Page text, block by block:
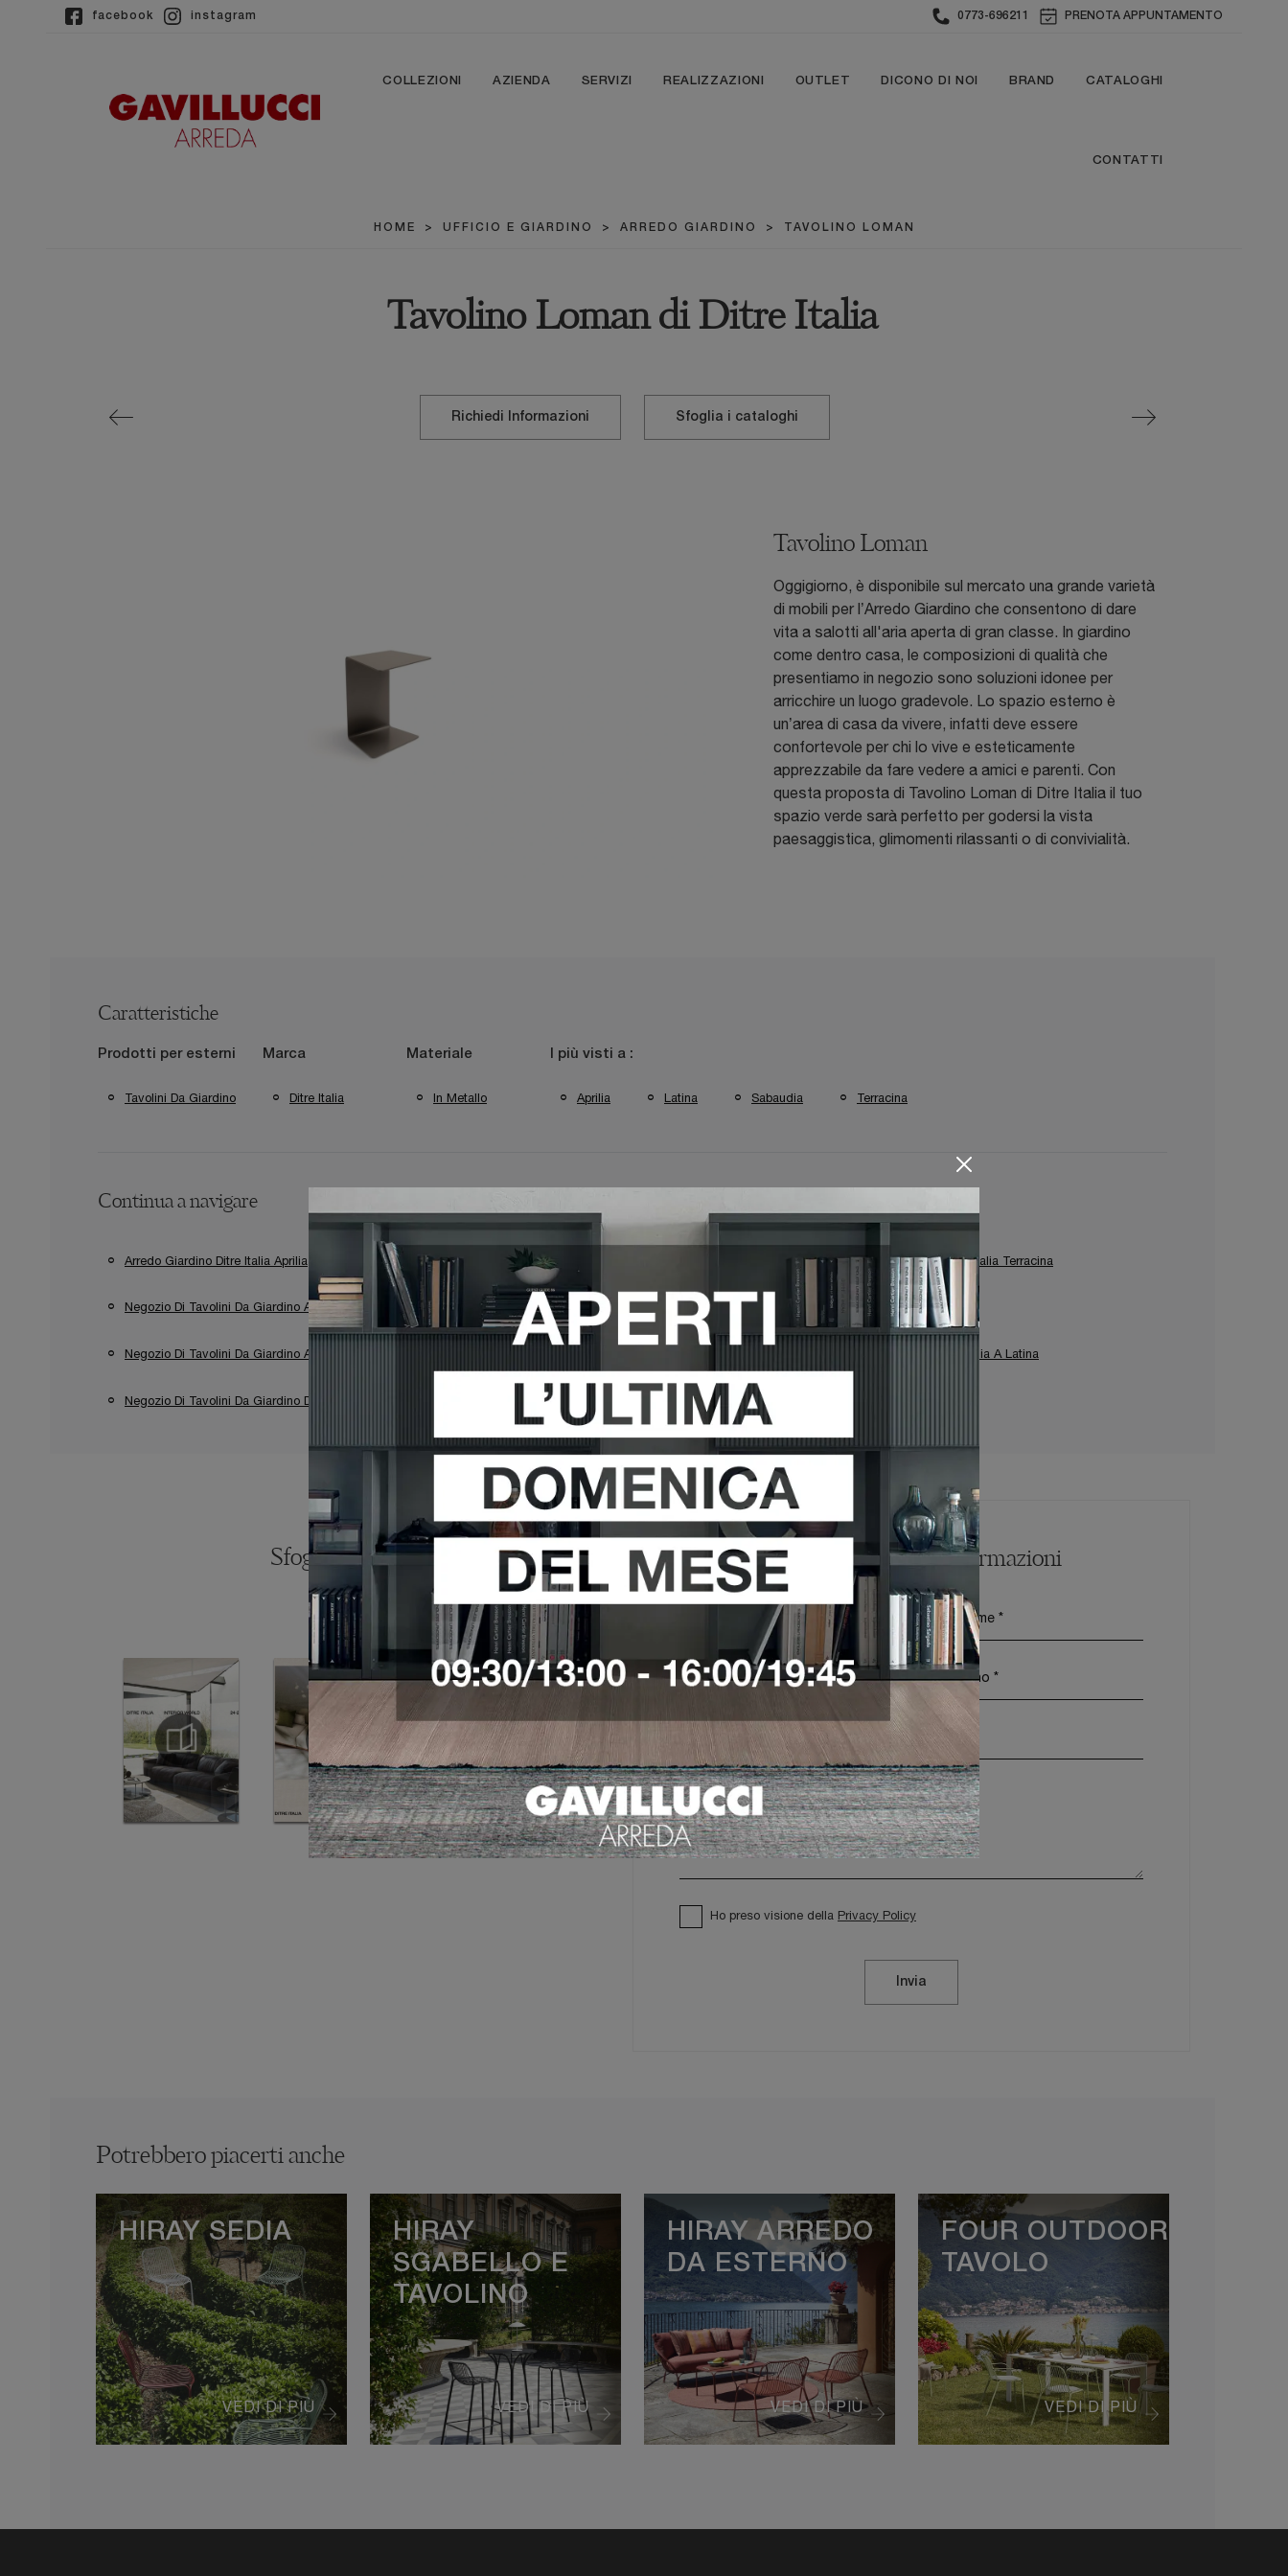
facebook instagram 0773-696211 PRENOTA APPUNTAMENTO
COLLEZIONI AZIENDA SERVIZI REALIZZAZIONI OUTLET DICONO DI NOI BRAND CATALOGHI
CONTATTI
HOME > UFFICIO E GIARDINO > ARREDO GIARDINO > TAVOLINO LOMAN
Tavolino Loman di Ditre Italia
Richiedi Informazioni Sfoglia i cataloghi
Tavolino Loman
Oggigiorno, è disponibile sul mercato una grande varietà
di mobili per l’Arredo Giardino che consentono di dare
vita a salotti all'aria aperta di gran classe. In giardino
come dentro casa, le composizioni di qualità che
presentiamo in negozio sono soluzioni idonee per
arricchire un luogo gradevole. Lo spazio esterno è
un’area di casa da vivere, infatti deve essere
confortevole per chi lo vive e esteticamente
apprezzabile da fare vedere a amici e parenti. Con
questa proposta di Tavolino Loman di Ditre Italia il tuo
spazio verde sarà perfetto per godersi la vista
paesaggistica, glimomenti rilassanti o di convivialità.
Caratteristiche
Prodotti per esterni
Tavolini Da Giardino
Marca
Ditre Italia
Materiale
In Metallo
I più visti a :
Aprilia Latina Sabaudia Terracina
Continua a navigare
Arredo Giardino Ditre Italia Aprilia Arredo Giardino Ditre Italia Latina Arredo Giardino Ditre Italia Sabaudia Arredo Giardino Ditre Italia Terracina
Negozio Di Tavolini Da Giardino A Aprilia Negozio Di Tavolini Da Giardino A Latina Negozio Di Tavolini Da Giardino A Sabaudia
Negozio Di Tavolini Da Giardino A Terracina Negozio Di Tavolini Da Giardino Ditre Italia A Latina
Negozio Di Tavolini Da Giardino Ditre Italia A Sabaudia Negozio Di Tavolini Da Giardino Ditre Italia A Terracina
Sfoglia i cataloghi Richiedi Maggiori Informazioni
Ho preso visione della Privacy Policy
Invia
Potrebbero piacerti anche
VEDI DI PIÙ
HIRAY SEDIA
VEDI DI PIÙ
HIRAY
SGABELLO E
TAVOLINO
VEDI DI PIÙ
HIRAY ARREDO
DA ESTERNO
VEDI DI PIÙ
FOUR OUTDOOR
TAVOLO